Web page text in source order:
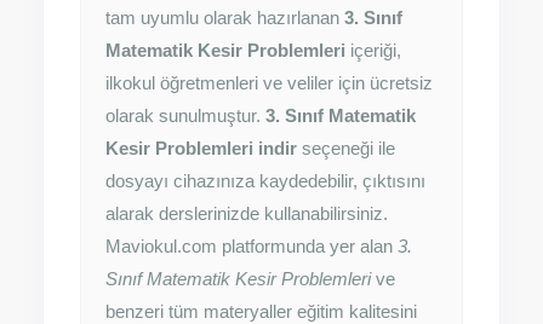
tam uyumlu olarak hazırlanan 3. Sınıf
Matematik Kesir Problemleri içeriği,
ilkokul öğretmenleri ve veliler için ücretsiz
olarak sunulmuştur. 3. Sınıf Matematik
Kesir Problemleri indir seçeneği ile
dosyayı cihazınıza kaydedebilir, çıktısını
alarak derslerinizde kullanabilirsiniz.
Maviokul.com platformunda yer alan 3.
Sınıf Matematik Kesir Problemlerive
benzeri tüm materyaller eğitim kalitesini